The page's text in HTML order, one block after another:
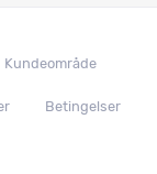
Kundeområde
Betingelser